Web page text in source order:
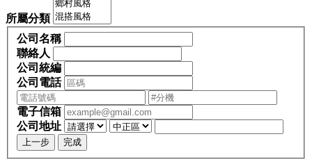
所屬分類
公司名稱
聯絡人
公司統編
公司電話
電子信箱
公司地址
上一步 完成